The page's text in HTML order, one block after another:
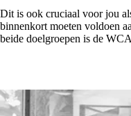
Dit is ook cruciaal voor jou
binnenkort moeten voldoen
beide doelgroepen is de